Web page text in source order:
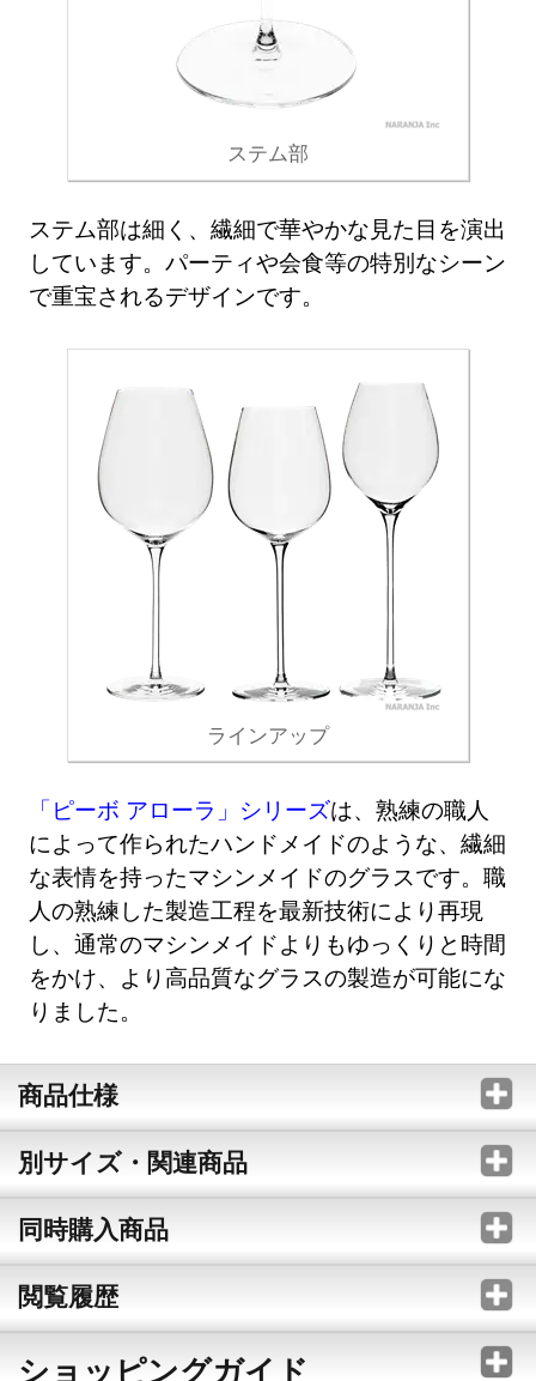
ステム部
ステム部は細く、繊細で華やかな見た目を演出
しています。パーティや会食等の特別なシーン
で重宝されるデザインです。
ラインアップ
「ピーボ アローラ」シリーズは、熟練の職人
によって作られたハンドメイドのような、繊細
な表情を持ったマシンメイドのグラスです。職
人の熟練した製造工程を最新技術により再現
し、通常のマシンメイドよりもゆっくりと時間
をかけ、より高品質なグラスの製造が可能にな
りました。
商品仕様
別サイズ・関連商品
同時購入商品
閲覧履歴
ショッピングガイド